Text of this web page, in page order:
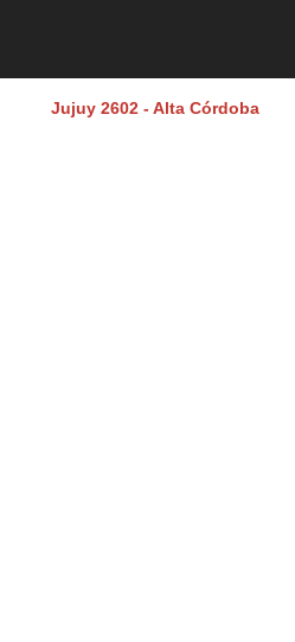
Jujuy 2602 - Alta Córdoba